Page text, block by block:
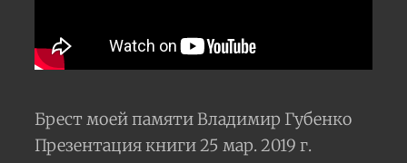
Брест моей памяти Владимир Губенко
Презентация книги 25 мар. 2019 г.